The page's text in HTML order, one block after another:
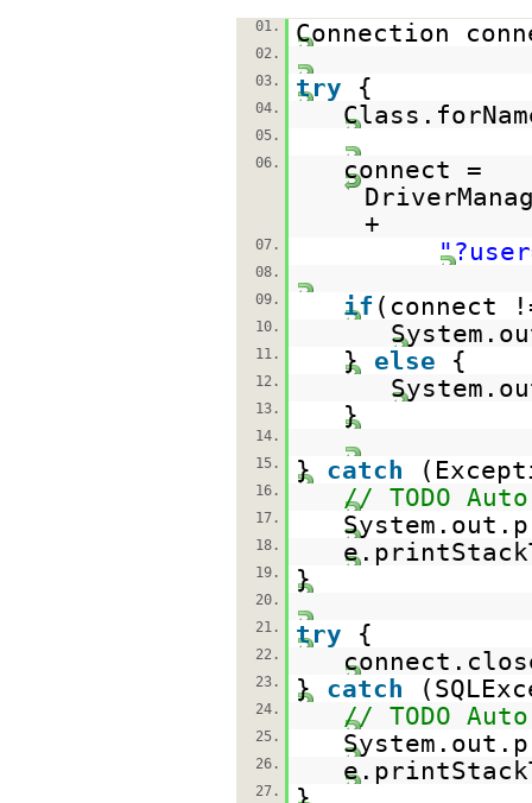
01. Connection
02.
03.
try {
04.
05.
06.
connect =
+
07.
08.
09.
if (connect
10.
11. } else {
12.
13. }
14.
15.
} catch
16. // TODO
17.
18.
19. }
20.
21.
try {
22.
23. } catch
24. // TODO
25.
26.
27.